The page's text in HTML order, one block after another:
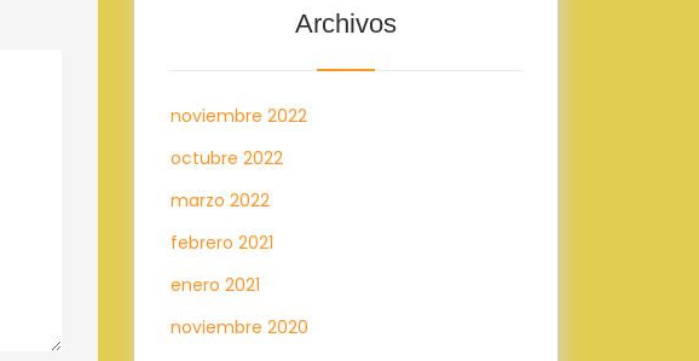
Archivos
noviembre 2022
octubre 2022
marzo 2022
febrero 2021
enero 2021
noviembre 2020